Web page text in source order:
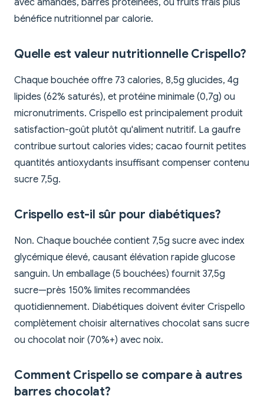
avec amandes, barres protéinées, ou fruits frais plus
bénéfice nutritionnel par calorie.
Quelle est valeur nutritionnelle Crispello?
Chaque bouchée offre 73 calories, 8,5g glucides, 4g
lipides (62% saturés), et protéine minimale (0,7g) ou
micronutriments. Crispello est principalement produit
satisfaction-goût plutôt qu'aliment nutritif. La gaufre
contribue surtout calories vides; cacao fournit petites
quantités antioxydants insuffisant compenser contenu
sucre 7,5g.
Crispello est-il sûr pour diabétiques?
Non. Chaque bouchée contient 7,5g sucre avec index
glycémique élevé, causant élévation rapide glucose
sanguin. Un emballage (5 bouchées) fournit 37,5g
sucre—près 150% limites recommandées
quotidiennement. Diabétiques doivent éviter Crispello
complètement choisir alternatives chocolat sans sucre
ou chocolat noir (70%+) avec noix.
Comment Crispello se compare à autres
barres chocolat?